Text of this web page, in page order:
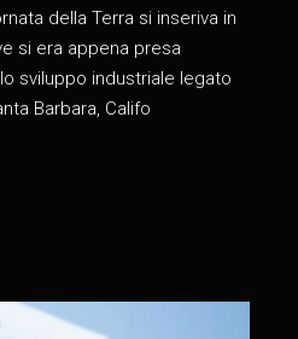
della Terra si inseriva in
si era appena presa
sviluppo industriale legato
Barbara, Califo